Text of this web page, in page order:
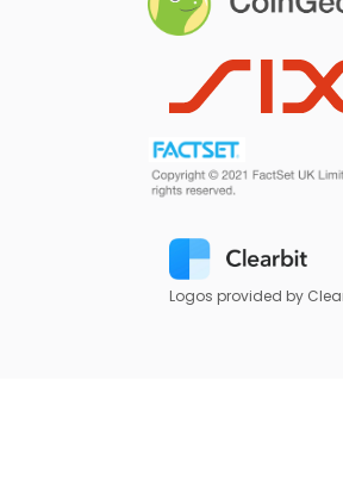
Logos provided by